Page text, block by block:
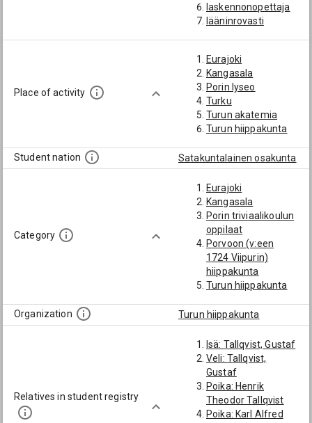
laskennonopettaja
lääninrovasti
pappi
pastori
rovasti
Place of activity
Eurajoki
Kangasala
Porin lyseo
Turku
Turun akatemia
Turun hiippakunta
Student nation Satakuntalainen osakunta
Category
Eurajoki
Kangasala
Porin triviaalikoulun
oppilaat
Porvoon (v:een
1724 Viipurin)
hiippakunta
Turun hiippakunta
Organization Turun hiippakunta
Relatives in student registry
Isä: Tallqvist, Gustaf
Veli: Tallqvist,
Gustaf
Poika: Henrik
Theodor Tallqvist
Poika: Karl Alfred